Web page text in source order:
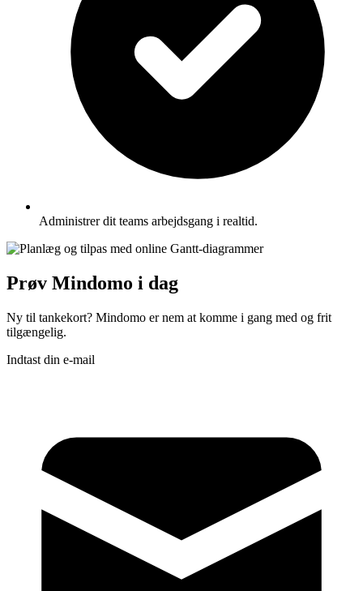
Administrer dit teams arbejdsgang i realtid.
Prøv Mindomo i dag
Ny til tankekort? Mindomo er nem at komme i gang med og frit
tilgængelig.
Indtast din e-mail